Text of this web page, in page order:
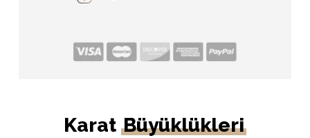
Karat Büyüklükleri